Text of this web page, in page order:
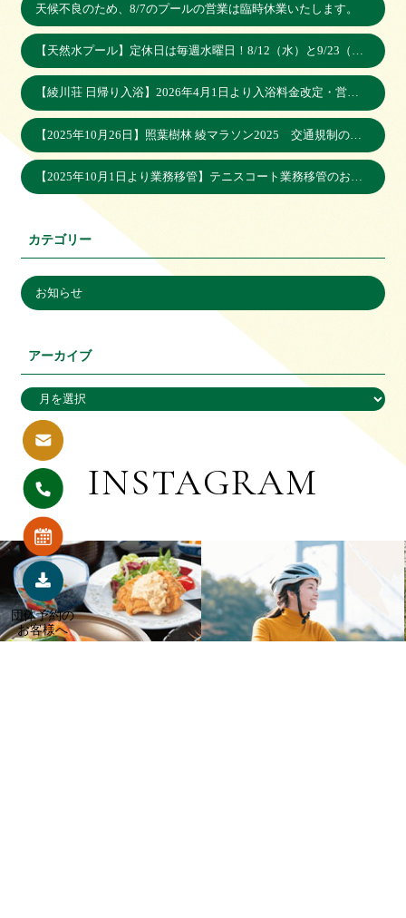
団体予約の
お客様へ
天候不良のため、8/7のプールの営業は臨時休業いたします。
【綾川荘 日帰り入浴】2026年4月1日より入浴料金改定・営業時間変更のお知らせ
【2025年10月1日より業務移管】テニスコート業務移管のお知らせ
カテゴリー
お知らせ
アーカイブ
INSTAGRAM